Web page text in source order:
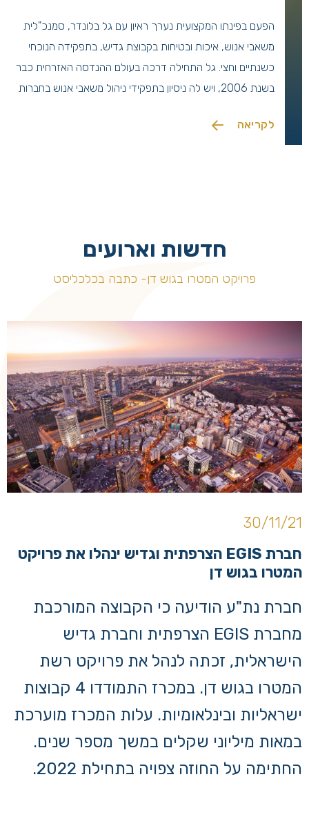
הפעם בפינתו המקצועית נערך ראיון עם גל בלונדר, סמנכ"לית
משאבי אנוש, איכות ובטיחות בקבוצת גדיש, בתפקידה הנוכחי
כשנתיים וחצי. גל התחילה דרכה בעולם ההנדסה האזרחית כבר
בשנת 2006, ויש לה ניסיון בתפקידי ניהול משאבי אנוש בחברות
הצריכה.
לקריאה
חדשות וארועים
פרויקט המטרו בגוש דן- כתבה בכלכליסט
30/11/21
חברת EGIS הצרפתית וגדיש ינהלו את פרויקט
המטרו בגוש דן
חברת נת"ע הודיעה כי הקבוצה המורכבת
מחברת EGIS הצרפתית וחברת גדיש
הישראלית, זכתה לנהל את פרויקט רשת
המטרו בגוש דן. במכרז התמודדו 4 קבוצות
ישראליות ובינלאומיות. עלות המכרז מוערכת
במאות מיליוני שקלים במשך מספר שנים.
החתימה על החוזה צפויה בתחילת 2022.